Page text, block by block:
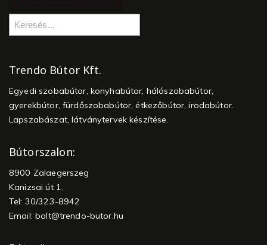
Trendo Bútor Kft.
Egyedi szobabútor, konyhabútor, hálószobabútor,
gyerekbútor, fürdőszobabútor, étkezőbútor, irodabútor.
Lapszabászat, látványtervek készítése.
Bútorszalon:
8900 Zalaegerszeg
Kanizsai út 1.
Tel: 30/323-8942
Email:bolt@trendo-butor.hu